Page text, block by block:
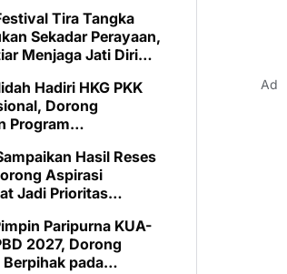
Tira Tangka
Sekadar Perayaan,
Menjaga Jati Diri
Hadiri HKG PKK
Dorong
Program
Hasil Reses
Aspirasi
Jadi Prioritas
Paripurna KUA-
2027, Dorong
pada
Ad